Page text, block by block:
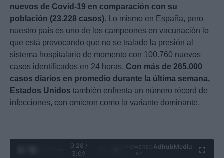
nuevos de Covid-19 en comparación con su
población (23.228 casos). Lo mismo en España, pero
nuestro país es uno de los campeones en vacunación lo
que está provocando que no se tralade la presión al
sistema hospitalario de momento con 100.760 nuevos
casos identificados en 24 horas. Con más de 265.000
casos diarios en promedio durante la última semana,
Estados Unidos también enfrenta un número récord de
infecciones, con omicron como la variante dominante.
0:29 /
3:09
Ad hubMedia